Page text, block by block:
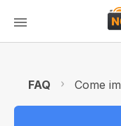
FAQ Come